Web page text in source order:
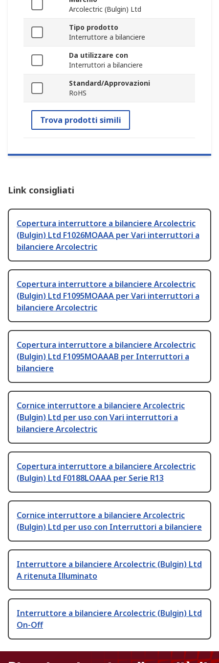
Arcolectric (Bulgin) Ltd
Tipo prodotto
Interruttore a bilanciere
Da utilizzare con
Interruttori a bilanciere
Standard/Approvazioni
RoHS
Trova prodotti simili
Link consigliati
Copertura interruttore a bilanciere Arcolectric
(Bulgin) Ltd F1026MOAAA per Vari interruttori a
bilanciere Arcolectric
Copertura interruttore a bilanciere Arcolectric
(Bulgin) Ltd F1095MOAAA per Vari interruttori a
bilanciere Arcolectric
Copertura interruttore a bilanciere Arcolectric
(Bulgin) Ltd F1095MOAAAB per Interruttori a
bilanciere
Cornice interruttore a bilanciere Arcolectric
(Bulgin) Ltd per uso con Vari interruttori a
bilanciere Arcolectric
Copertura interruttore a bilanciere Arcolectric
(Bulgin) Ltd F0188LOAAA per Serie R13
Cornice interruttore a bilanciere Arcolectric
(Bulgin) Ltd per uso con Interruttori a bilanciere
Interruttore a bilanciere Arcolectric (Bulgin) Ltd
A ritenuta Illuminato
Interruttore a bilanciere Arcolectric (Bulgin) Ltd
On-Off